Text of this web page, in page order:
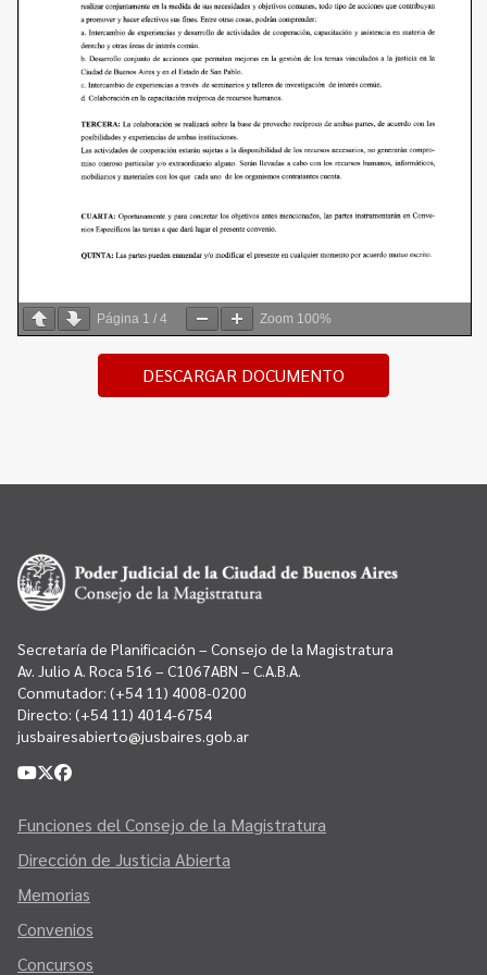
Página 1 / 4 Zoom 100%
DESCARGAR DOCUMENTO
Secretaría de Planificación – Consejo de la Magistratura
Av. Julio A. Roca 516 – C1067ABN – C.A.B.A.
Conmutador: (+54 11) 4008-0200
Directo: (+54 11) 4014-6754
jusbairesabierto@jusbaires.gob.ar
Funciones del Consejo de la Magistratura
Dirección de Justicia Abierta
Memorias
Convenios
Concursos